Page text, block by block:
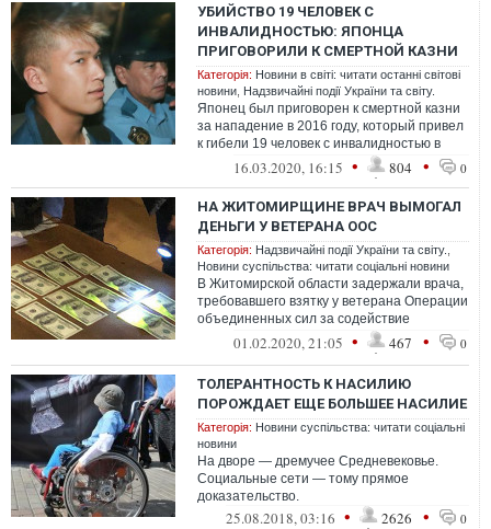
УБИЙСТВО 19 ЧЕЛОВЕК С
ИНВАЛИДНОСТЬЮ: ЯПОНЦА
ПРИГОВОРИЛИ К СМЕРТНОЙ КАЗНИ
Категорія: Новини в світі: читати останні світові
новини Надзвичайні події України та світу.
Японец был приговорен к смертной казни
за нападение в 2016 году, который привел
к гибели 19 человек с инвалидностью в
доме престарелых
16.03.2020, 16:15 • 804 • 0
НА ЖИТОМИРЩИНЕ ВРАЧ ВЫМОГАЛ
ДЕНЬГИ У ВЕТЕРАНА ООС
Категорія: Надзвичайні події України та світу.
Новини суспільства: читати соціальні новини
В Житомирской области задержали врача,
требовавшего взятку у ветерана Операции
объединенных сил за содействие
в назначении группы инвалидности.
01.02.2020, 21:05 • 467 • 0
ТОЛЕРАНТНОСТЬ К НАСИЛИЮ
ПОРОЖДАЕТ ЕЩЕ БОЛЬШЕЕ НАСИЛИЕ
Категорія: Новини суспільства: читати соціальні
новини
На дворе — дремучее Средневековье.
Социальные сети — тому прямое
доказательство.
25.08.2018, 03:16 • 2626 • 0